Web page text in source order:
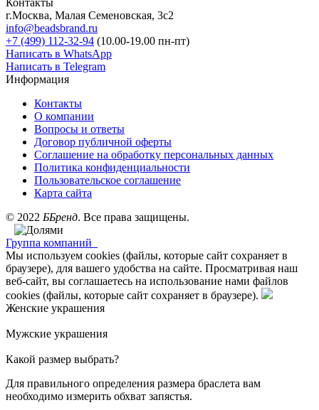
г.Москва, Малая Семеновская, 3с2
info@beadsbrand.ru
+7 (499) 112-32-94 (10.00-19.00 пн-пт)
Написать в WhatsApp
Написать в Telegram
Информация
Контакты
О компании
Вопросы и ответы
Договор публичной оферты
Соглашение на обработку персональных данных
Политика конфиденциальности
Пользовательское соглашение
Карта сайта
© 2022 ББренд. Все права защищены.
Группа компаний
Мы используем cookies (файлы, которые сайт сохраняет в
браузере), для вашего удобства на сайте. Просматривая наш
веб-сайт, вы соглашаетесь на использование нами файлов
cookies (файлы, которые сайт сохраняет в браузере).
Женские украшения
Мужские украшения
Какой размер выбрать?
Для правильного определения размера браслета вам
необходимо измерить обхват запястья.